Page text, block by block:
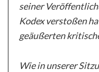
seiner
Kodex verstoßen
geäußerten
Wie in unserer